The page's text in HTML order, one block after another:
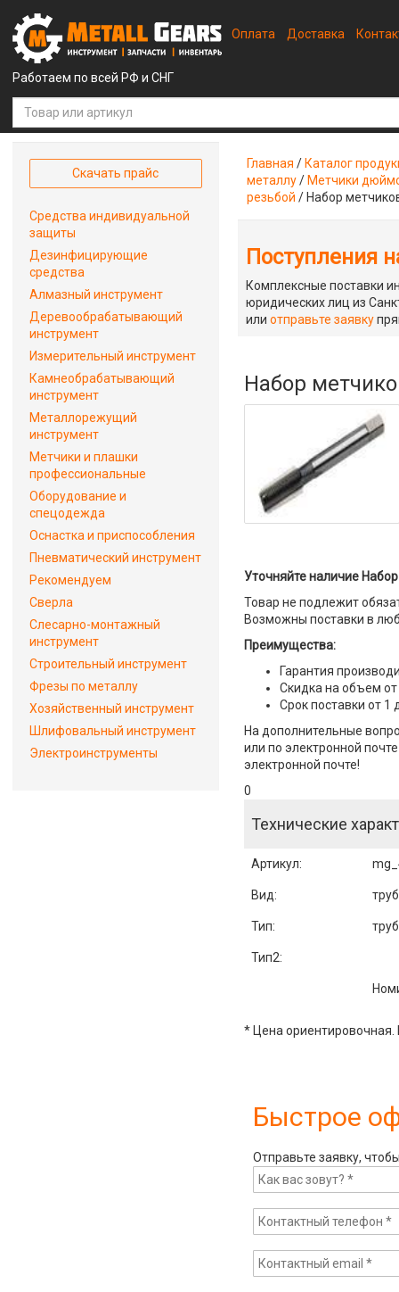
Работаем по всей РФ и СНГ
Оплата Доставка
Главная / Каталог
металлу/ Метчики
резьбой / Набор
Поступления
Комплексные поставки
юридических лиц из
илиотправьте заявку
Набор
Уточняйте наличие
Товар не подлежит
Возможны поставки в
Преимущества:
Гарантия
Скидка на объем от
Срок поставки от 1
На дополнительные
или по электронной
электронной почте!
0
Технические
Артикул:
Вид:
Тип:
Тип2:
* Цена ориентировочная.
Быстрое
Отправьте заявку,
Скачать прайс
Средства индивидуальной
защиты
Дезинфицирующие
средства
Алмазный инструмент
Деревообрабатывающий
инструмент
Измерительный инструмент
Камнеобрабатывающий
инструмент
Металлорежущий
инструмент
Метчики и плашки
профессиональные
Оборудование и
спецодежда
Оснастка и приспособления
Пневматический инструмент
Рекомендуем
Сверла
Слесарно-монтажный
инструмент
Строительный инструмент
Фрезы по металлу
Хозяйственный инструмент
Шлифовальный инструмент
Электроинструменты